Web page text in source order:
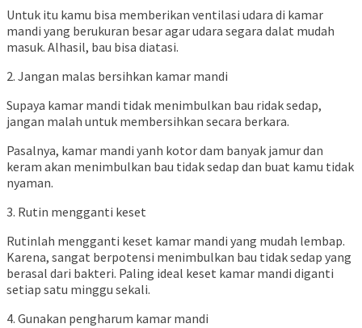
Untuk itu kamu bisa memberikan ventilasi udara di kamar
mandi yang berukuran besar agar udara segara dalat mudah
masuk. Alhasil, bau bisa diatasi.
2. Jangan malas bersihkan kamar mandi
Supaya kamar mandi tidak menimbulkan bau ridak sedap,
jangan malah untuk membersihkan secara berkara.
Pasalnya, kamar mandi yanh kotor dam banyak jamur dan
keram akan menimbulkan bau tidak sedap dan buat kamu tidak
nyaman.
3. Rutin mengganti keset
Rutinlah mengganti keset kamar mandi yang mudah lembap.
Karena, sangat berpotensi menimbulkan bau tidak sedap yang
berasal dari bakteri. Paling ideal keset kamar mandi diganti
setiap satu minggu sekali.
4. Gunakan pengharum kamar mandi